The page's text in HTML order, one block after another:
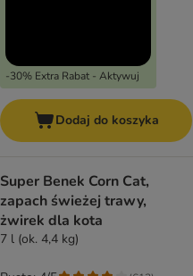
-30% Extra Rabat - Aktywuj
Dodaj do koszyka
Super Benek Corn Cat,
zapach świeżej trawy,
żwirek dla kota
7 l (ok. 4,4 kg)